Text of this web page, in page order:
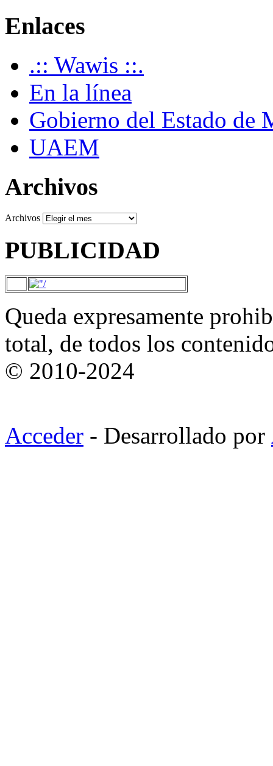
Enlaces
.:: Wawis ::.
En la línea
Gobierno del Estado de
UAEM
Archivos
Archivos
PUBLICIDAD
Queda expresamente
total, de todos los
© 2010-2024
Acceder - Desarrollado por